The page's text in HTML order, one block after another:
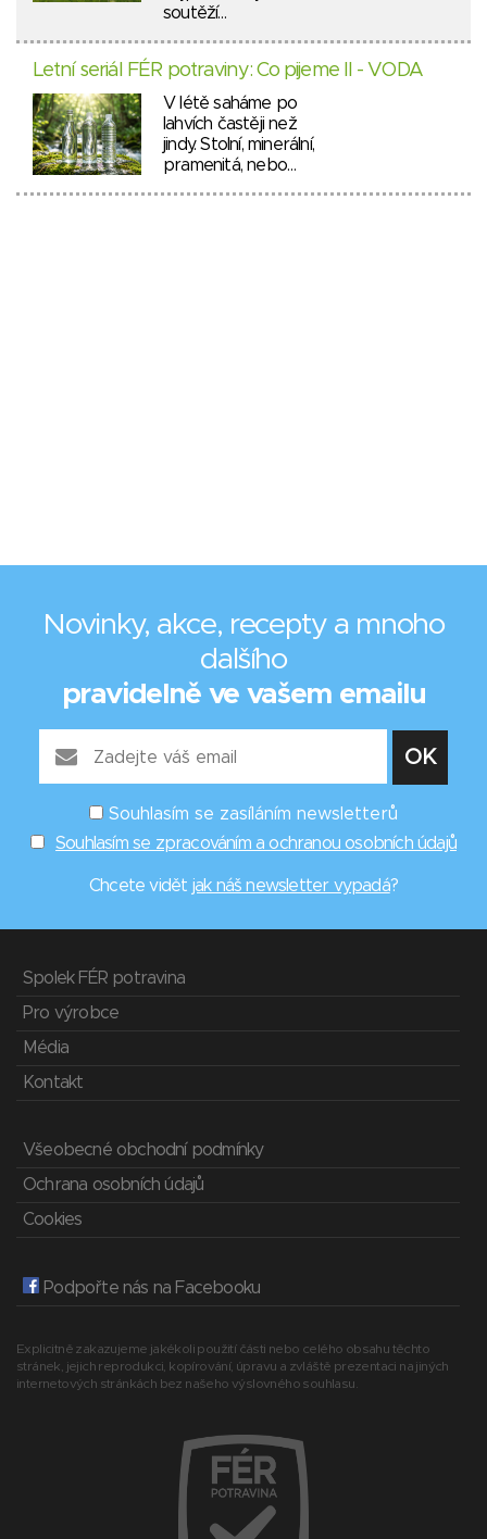
soutěží…
Letní seriál FÉR potraviny: Co pijeme II - VODA
V létě saháme po
lahvích častěji než
jindy. Stolní, minerální,
pramenitá, nebo…
Novinky, akce, recepty a mnoho
dalšího
pravidelně ve vašem emailu
Souhlasím se zasíláním newsletterů
Souhlasím se zpracováním a ochranou osobních údajů
Chcete vidět jak náš newsletter vypadá?
Spolek FÉR potravina
Pro výrobce
Média
Kontakt
Všeobecné obchodní podmínky
Ochrana osobních údajů
Cookies
Podpořte nás na Facebooku
Explicitně zakazujeme jakékoli použití části nebo celého obsahu těchto
stránek, jejich reprodukci, kopírování, úpravu a zvláště prezentaci na jiných
internetových stránkách bez našeho výslovného souhlasu.